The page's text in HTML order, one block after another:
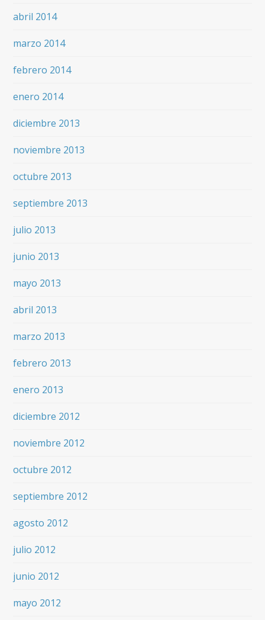
abril 2014
marzo 2014
febrero 2014
enero 2014
diciembre 2013
noviembre 2013
octubre 2013
septiembre 2013
julio 2013
junio 2013
mayo 2013
abril 2013
marzo 2013
febrero 2013
enero 2013
diciembre 2012
noviembre 2012
octubre 2012
septiembre 2012
agosto 2012
julio 2012
junio 2012
mayo 2012